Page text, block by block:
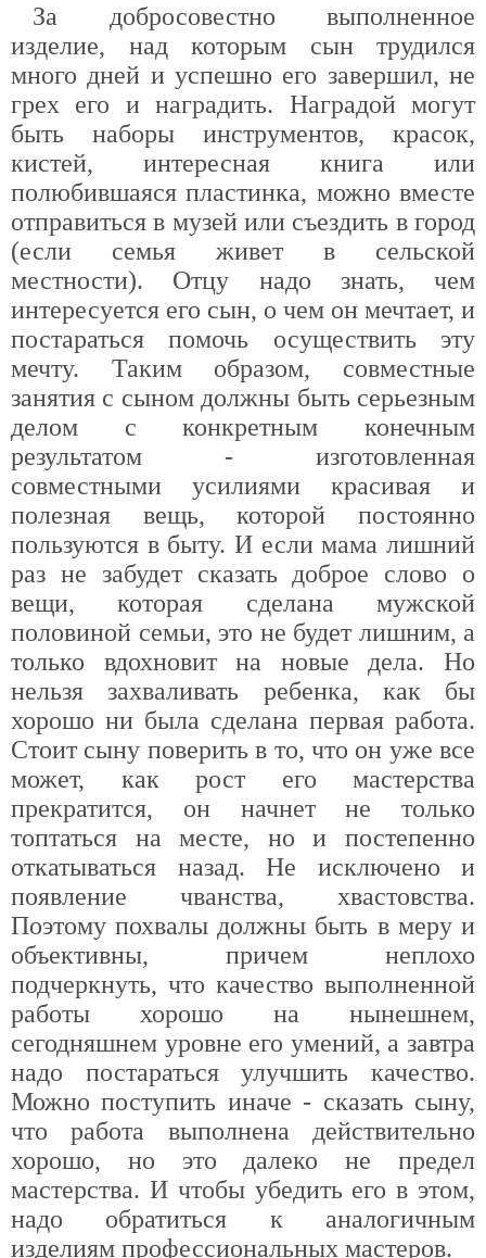
За добросовестно выполненное
изделие, над которым сын трудился
много дней и успешно его завершил, не
грех его и наградить. Наградой могут
быть наборы инструментов, красок,
кистей, интересная книга или
полюбившаяся пластинка, можно вместе
отправиться в музей или съездить в город
(если семья живет в сельской
местности). Отцу надо знать, чем
интересуется его сын, о чем он мечтает, и
постараться помочь осуществить эту
мечту. Таким образом, совместные
занятия с сыном должны быть серьезным
делом с конкретным конечным
результатом - изготовленная
совместными усилиями красивая и
полезная вещь, которой постоянно
пользуются в быту. И если мама лишний
раз не забудет сказать доброе слово о
вещи, которая сделана мужской
половиной семьи, это не будет лишним, а
только вдохновит на новые дела. Но
нельзя захваливать ребенка, как бы
хорошо ни была сделана первая работа.
Стоит сыну поверить в то, что он уже все
может, как рост его мастерства
прекратится, он начнет не только
топтаться на месте, но и постепенно
откатываться назад. Не исключено и
появление чванства, хвастовства.
Поэтому похвалы должны быть в меру и
объективны, причем неплохо
подчеркнуть, что качество выполненной
работы хорошо на нынешнем,
сегодняшнем уровне его умений, а завтра
надо постараться улучшить качество.
Можно поступить иначе - сказать сыну,
что работа выполнена действительно
хорошо, но это далеко не предел
мастерства. И чтобы убедить его в этом,
надо обратиться к аналогичным
изделиям профессиональных мастеров.